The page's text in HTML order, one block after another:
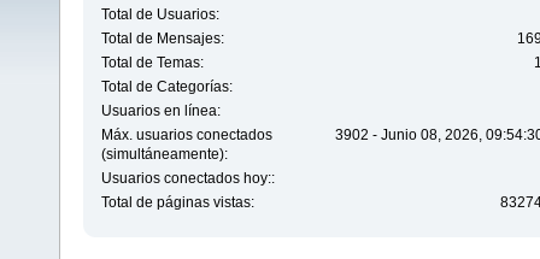
Total de Usuarios:
Total de Mensajes:
Total de Temas:
Total de Categorías:
Usuarios en línea:
Máx. usuarios conectados
(simultáneamente):
3902 - Junio 08, 2026,
Usuarios conectados hoy::
Total de páginas vistas: